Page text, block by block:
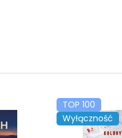
TOP 100
Wyłączność